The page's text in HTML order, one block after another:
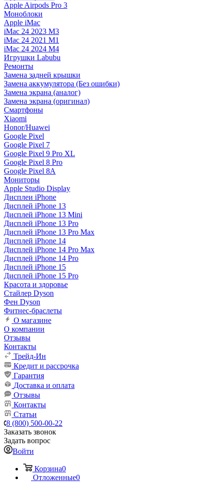
Apple Airpods Pro 3
Моноблоки
Apple iMac
iMac 24 2023 M3
iMac 24 2021 M1
iMac 24 2024 M4
Игрушки Labubu
Ремонты
Замена задней крышки
Замена аккумулятора (Без ошибки)
Замена экрана (аналог)
Замена экрана (оригинал)
Смартфоны
Xiaomi
Honor/Huawei
Google Pixel
Google Pixel 7
Google Pixel 9 Pro XL
Google Pixel 8 Pro
Google Pixel 8A
Мониторы
Apple Studio Display
Дисплеи iPhone
Дисплей iPhone 13
Дисплей iPhone 13 Mini
Дисплей iPhone 13 Pro
Дисплей iPhone 13 Pro Max
Дисплей iPhone 14
Дисплей iPhone 14 Pro Max
Дисплей iPhone 14 Pro
Дисплей iPhone 15
Дисплей iPhone 15 Pro
Красота и здоровье
Стайлер Dyson
Фен Dyson
Фитнес-браслеты
О магазине
О компании
Отзывы
Контакты
Трейд-Ин
Кредит и рассрочка
Гарантия
Доставка и оплата
Отзывы
Контакты
Статьи
8 (800) 500-00-22
Заказать звонок
Задать вопрос
Войти
Корзина0
Отложенные0